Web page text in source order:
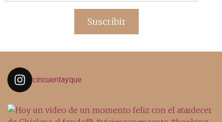
de
Suscribir
cincuentayque